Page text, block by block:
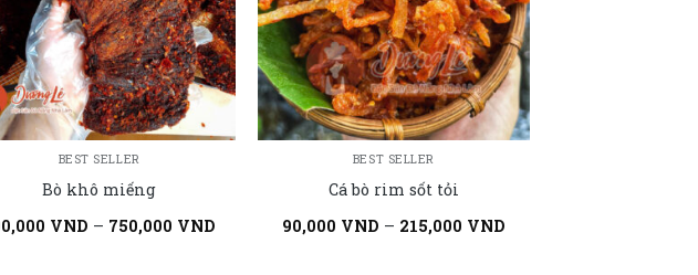
BEST SELLER
Bò khô miếng
VND – 750,000 VND
BEST SELLER
Cá bò rim sốt tỏi
90,000 VND – 215,000 VND